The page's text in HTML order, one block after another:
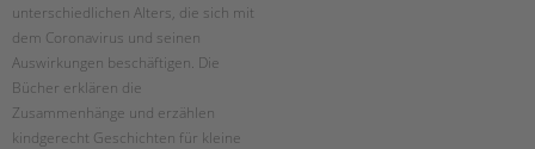
unterschiedlichen Alters, die sich mit
dem Coronavirus und seinen
Auswirkungen beschäftigen. Die
Bücher erklären die
Zusammenhänge und erzählen
kindgerecht Geschichten für kleine